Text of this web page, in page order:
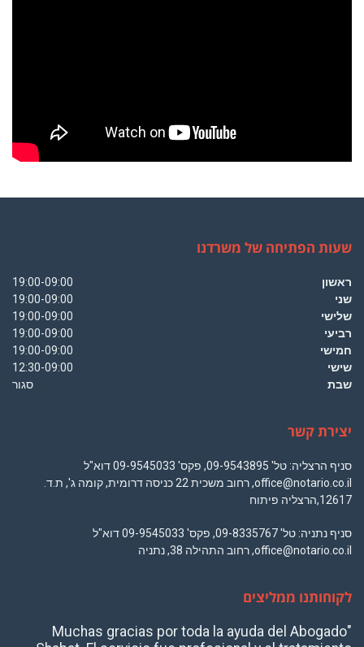
שעות הפתיחה של משרדנו
ראשון
19:00-09:00
שני
19:00-09:00
שלישי
19:00-09:00
רביעי
19:00-09:00
חמישי
19:00-09:00
שישי
12:30-09:00
שבת
סגור
יצירת קשר
סניף הרצליה: טל' 09-9543895, פקס' 09-9545033 דוא"ל
office@notario.co.il, רחוב משכית 22 כניסה דרומית, קומה ג', ת.ד.
12617,הרצליה פיתוח
סניף נתניה: טל' 09-8335767, פקס' 09-9545033 דוא"ל
office@notario.co.il, רחוב התהילה 38, נתניה
לקוחותנו ממליצים
"Muchas gracias por toda la ayuda del Abogado